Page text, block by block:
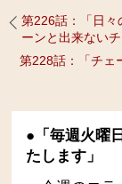
第226話：「日々
ーンと出来ないチ
第228話：「チェ
●「毎週火曜
たします」